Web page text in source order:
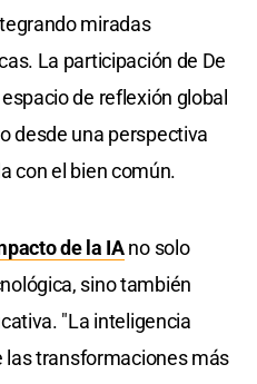
miradas
La participación de De
de reflexión global
desde una perspectiva
con el bien común.
de la IAno solo
sino también
"La inteligencia
las transformaciones más